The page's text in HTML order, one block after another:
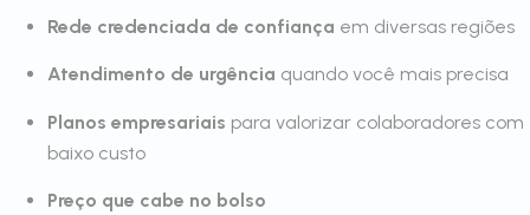
Rede credenciada de confiança em diversas regiões
Atendimento de urgência quando você mais precisa
Planos empresariais para valorizar colaboradores com
baixo custo
Preço que cabe no bolso